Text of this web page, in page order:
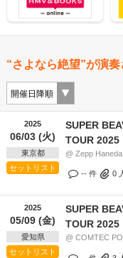
“さよなら絶望”が演
2025
06/03 (火)
東京都
セットリスト
SUPER
TOUR 2025
@ Zepp
-- 件 0
2025
05/09 (金)
愛知県
セットリスト
SUPER
TOUR 2025
@ COMTEC